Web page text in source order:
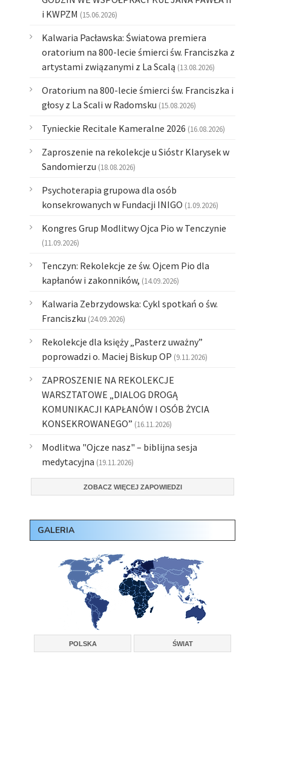
i KWPZM (15.06.2026)
Kalwaria Pacławska: Światowa premiera
oratorium na 800-lecie śmierci św. Franciszka z
artystami związanymi z La Scalą (13.08.2026)
Oratorium na 800-lecie śmierci św. Franciszka i
głosy z La Scali w Radomsku (15.08.2026)
Tynieckie Recitale Kameralne 2026 (16.08.2026)
Zaproszenie na rekolekcje u Sióstr Klarysek w
Sandomierzu (18.08.2026)
Psychoterapia grupowa dla osób
konsekrowanych w Fundacji INIGO (1.09.2026)
Kongres Grup Modlitwy Ojca Pio w Tenczynie
(11.09.2026)
Tenczyn: Rekolekcje ze św. Ojcem Pio dla
kapłanów i zakonników, (14.09.2026)
Kalwaria Zebrzydowska: Cykl spotkań o św.
Franciszku (24.09.2026)
Rekolekcje dla księży „Pasterz uważny”
poprowadzi o. Maciej Biskup OP (9.11.2026)
ZAPROSZENIE NA REKOLEKCJE
WARSZTATOWE „DIALOG DROGĄ
KOMUNIKACJI KAPŁANÓW I OSÓB ŻYCIA
KONSEKROWANEGO” (16.11.2026)
Modlitwa "Ojcze nasz" – biblijna sesja
medytacyjna (19.11.2026)
ZOBACZ WIĘCEJ ZAPOWIEDZI
GALERIA
POLSKA ŚWIAT